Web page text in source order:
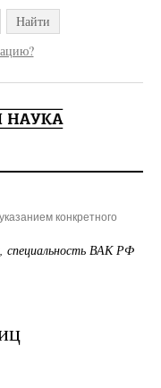
Найти
конкретного
специальность ВАК РФ